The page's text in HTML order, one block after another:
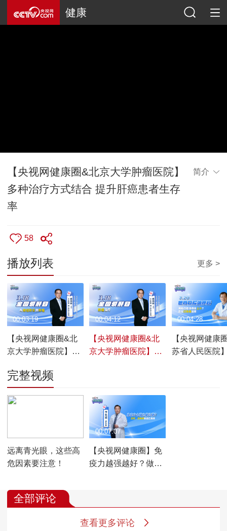
健康
【央视网健康圈&北京大学肿瘤医院】
多种治疗方式结合 提升肝癌患者生存
率
简介
58
播放列表 更多 >
【央视网健康圈&北
京大学肿瘤医院】别
些高危人群应增加体
检频次
00:03:19
【央视网健康圈&北
京大学肿瘤医院】多
00:04:12
【央视网健康
苏省人民医院
00:04:28
完整视频
远离青光眼，这些高
危因素要注意！
【央视网健康圈】免
疫力越强越好？做好
00:07:07
全部评论
查看更多评论